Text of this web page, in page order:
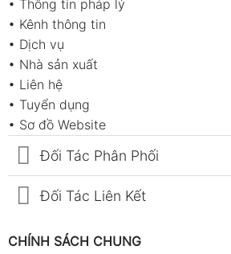
• Thông tin pháp lý
• Kênh thông tin
• Dịch vụ
• Nhà sản xuất
• Liên hệ
• Tuyển dụng
• Sơ đồ Website
Đối Tác Phân Phối
Đối Tác Liên Kết
CHÍNH SÁCH CHUNG